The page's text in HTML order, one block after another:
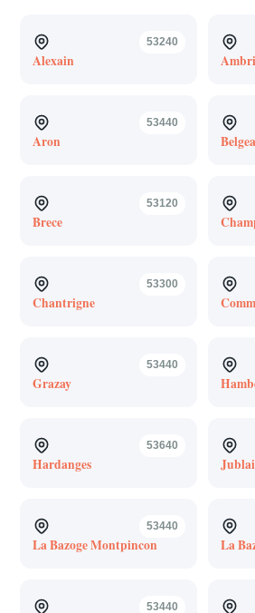
53240
Alexain
53440
Aron
53120
Brece
53300
Chantrigne
53440
Grazay
53640
Hardanges
53440
La Bazoge Montpincon La
53440